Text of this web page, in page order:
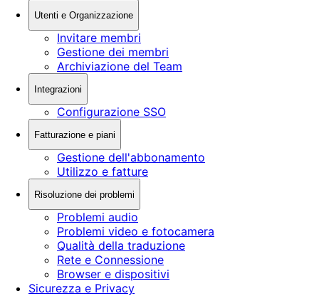
Utenti e Organizzazione
Invitare membri
Gestione dei membri
Archiviazione del Team
Integrazioni
Configurazione SSO
Fatturazione e piani
Gestione dell'abbonamento
Utilizzo e fatture
Risoluzione dei problemi
Problemi audio
Problemi video e fotocamera
Qualità della traduzione
Rete e Connessione
Browser e dispositivi
Sicurezza e Privacy